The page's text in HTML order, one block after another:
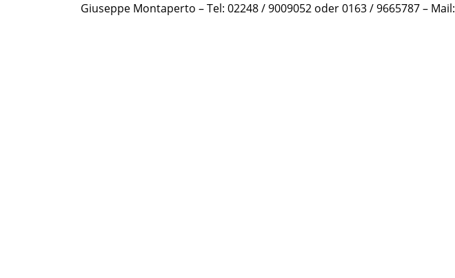
Giuseppe Montaperto – Tel: 02248 / 9009052 oder 0163 / 9665787 – Mail: